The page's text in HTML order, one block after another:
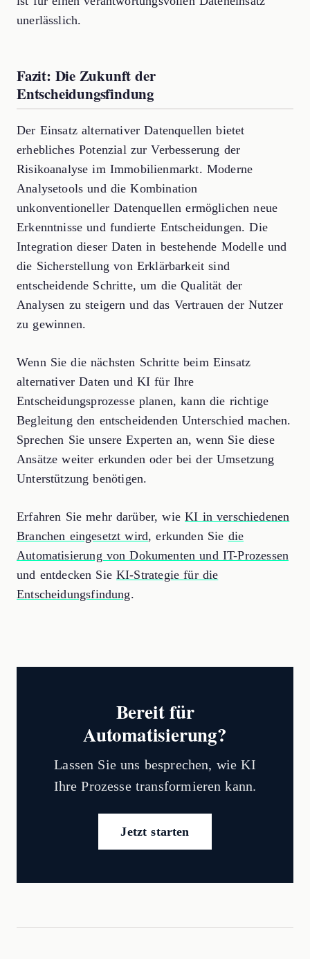
unerlässlich.
Fazit: Die Zukunft der
Entscheidungsfindung
Der Einsatz alternativer Datenquellen bietet
erhebliches Potenzial zur Verbesserung der
Risikoanalyse im Immobilienmarkt. Moderne
Analysetools und die Kombination
unkonventioneller Datenquellen ermöglichen neue
Erkenntnisse und fundierte Entscheidungen. Die
Integration dieser Daten in bestehende Modelle und
die Sicherstellung von Erklärbarkeit sind
entscheidende Schritte, um die Qualität der
Analysen zu steigern und das Vertrauen der Nutzer
zu gewinnen.
Wenn Sie die nächsten Schritte beim Einsatz
alternativer Daten und KI für Ihre
Entscheidungsprozesse planen, kann die richtige
Begleitung den entscheidenden Unterschied machen.
Sprechen Sie unsere Experten an, wenn Sie diese
Ansätze weiter erkunden oder bei der Umsetzung
Unterstützung benötigen.
Erfahren Sie mehr darüber, wieKI in verschiedenen
Branchen eingesetzt wird, erkunden Sie die
Automatisierung von Dokumenten und IT-Prozessen
und entdecken Sie KI-Strategie für die
Entscheidungsfindung.
Bereit für
Automatisierung?
Lassen Sie uns besprechen, wie KI
Ihre Prozesse transformieren kann.
Jetzt starten